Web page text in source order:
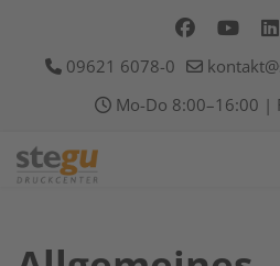
09621 6078-0
Mo-Do 8:00–16:00 |